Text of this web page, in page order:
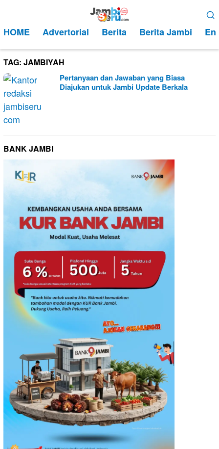
kontenMobile
HOME Advertorial Berita Berita Jambi
TAG: JAMBIYAH
Pertanyaan dan Jawaban yang Biasa
Diajukan untuk Jambi Update Berkala
BANK JAMBI